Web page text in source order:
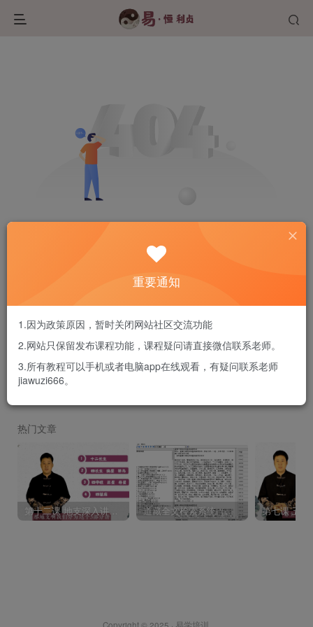
热门搜索
八字 十神 风水 六爻 命理 2023 下载
2024
-- -
千里命稿 wordpress 时辰 1 or admin
2019
热门文章
第十二课 地支深入讲解 四帝旺 四长生 四墓库 道藏全文检索系统（软件版，包含符箓图文）
重要通知
1.因为政策原因，暂时关闭网站社区交流功能
2.网站只保留发布课程功能，课程疑问请直接微信联系老师。
3.所有教程可以手机或者电脑app在线观看，有疑问联系老师
jiawuzi666。